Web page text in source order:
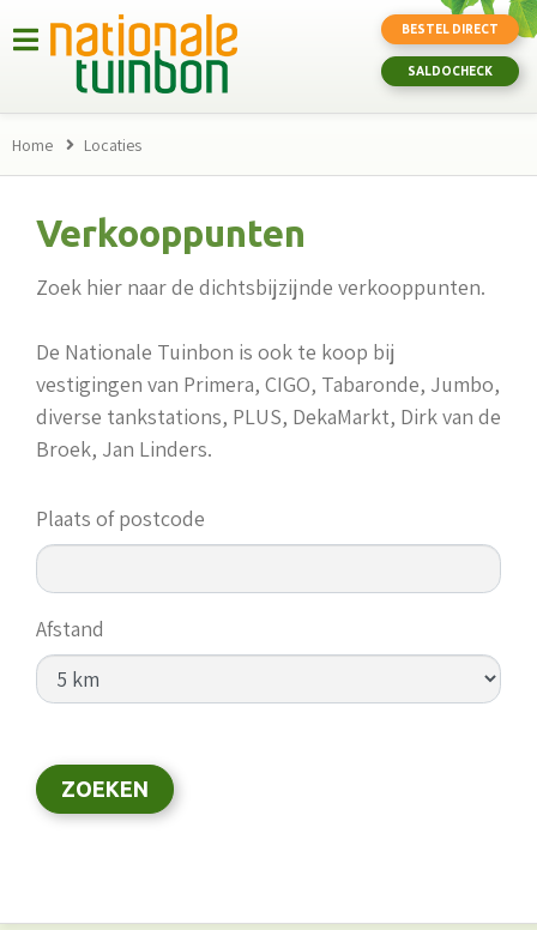
BESTEL DIRECT
SALDOCHECK
Home Locaties
Verkooppunten
Zoek hier naar de dichtsbijzijnde verkooppunten.
De Nationale Tuinbon is ook te koop bij
vestigingen van Primera, CIGO, Tabaronde, Jumbo,
diverse tankstations, PLUS, DekaMarkt, Dirk van de
Broek, Jan Linders.
Plaats of postcode
Afstand
ZOEKEN